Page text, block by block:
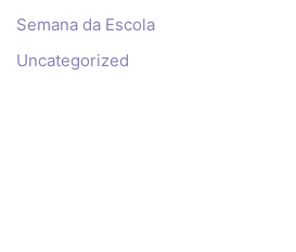
Semana da Escola
Uncategorized